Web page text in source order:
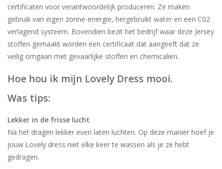
certificaten voor verantwoordelijk produceren. Ze maken
gebruik van eigen zonne-energie, hergebruikt water en een C02
verlagend systeem. Bovendien bezit het bedrijf waar deze Jersey
stoffen gemaakt worden een certificaat dat aangeeft dat ze
veilig omgaan met gevaarlijke stoffen en chemicaliën.
Hoe hou ik mijn Lovely Dress mooi.
Was tips:
Lekker in de frisse lucht
Na het dragen lekker even laten luchten. Op deze manier hoef je
jouw Lovely dress niet elke keer te wassen als je ze hebt
gedragen.